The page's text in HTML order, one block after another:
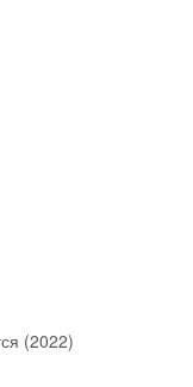
(2022)